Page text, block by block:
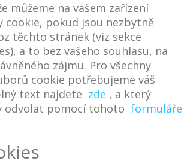
můžeme na vašem zařízení
cookie, pokud jsou nezbytně
těchto stránek (viz sekce
a to bez vašeho souhlasu, na
zájmu. Pro všechny
cookie potřebujeme váš
text najdete zde , a který
odvolat pomocí tohoto formuláře